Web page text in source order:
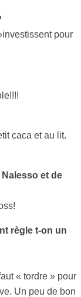
pour
caca et au lit.
et de
règle t-on un
« tordre » pour
Un peu de bon